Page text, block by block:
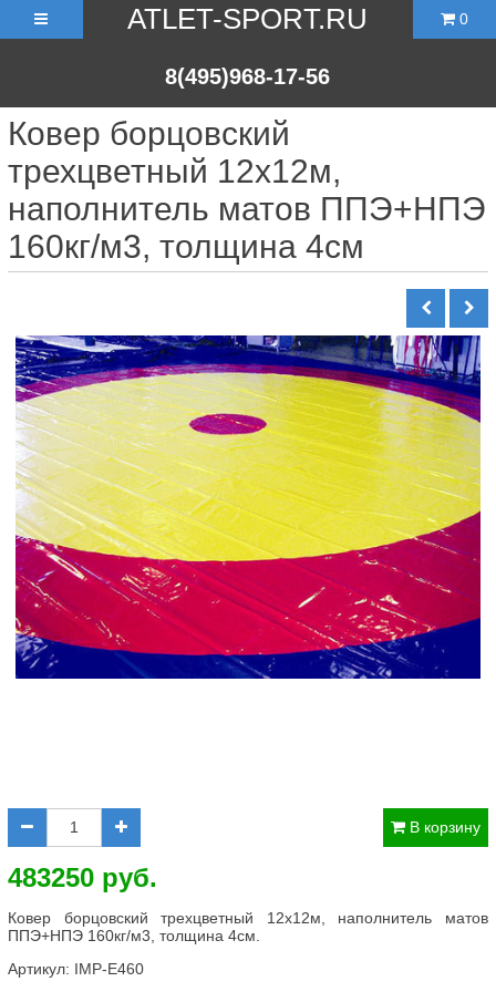
ATLET-SPORT.RU
8(495)968-17-56
0
Ковер борцовский
трехцветный 12х12м,
наполнитель матов ППЭ+НПЭ
160кг/м3, толщина 4см
В корзину
483250 руб.
Ковер борцовский трехцветный 12х12м, наполнитель матов
ППЭ+НПЭ 160кг/м3, толщина 4см.
Артикул: IMP-E460